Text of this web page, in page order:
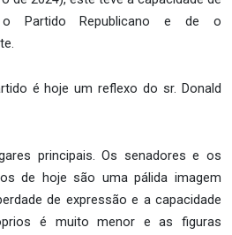
o Partido Republicano e de o
é hoje um reflexo do sr. Donald
principais. Os senadores e os
de hoje são uma pálida imagem
de expressão e a capacidade
é muito menor e as figuras